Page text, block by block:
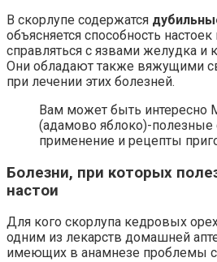
В скорлупе содержатся
объясняется способность
справляться с язвами желудка и
Они обладают также вяжущими
при лечении этих болезней.
Вам может быть интересно
(адамово яблоко)-полезные
применение и рецепты
Болезни, при которых
настои
Для кого скорлупа кедровых
одним из лекарств домашней
имеющих в анамнезе проблемы